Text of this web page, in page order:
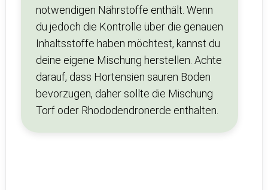
notwendigen Nährstoffe enthält. Wenn
du jedoch die Kontrolle über die genauen
Inhaltsstoffe haben möchtest, kannst du
deine eigene Mischung herstellen. Achte
darauf, dass Hortensien sauren Boden
bevorzugen, daher sollte die Mischung
Torf oder Rhododendronerde enthalten.